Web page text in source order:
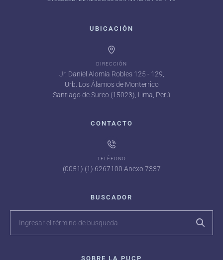
UBICACIÓN
DIRECCIÓN
Jr. Daniel Alomía Robles 125 - 129,
Urb. Los Álamos de Monterrico
Santiago de Surco (15023), Lima, Perú
CONTACTO
TELÉFONO
(0051) (1) 6267100 Anexo 7337
BUSCADOR
SOBRE LA PUCP